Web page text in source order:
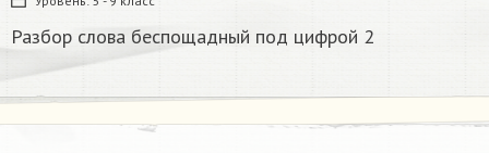
Разбор слова беспощадный под цифрой 2